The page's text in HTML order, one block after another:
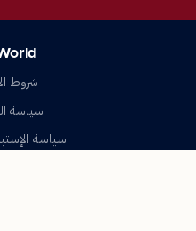
شروط
سياسة
سياسة